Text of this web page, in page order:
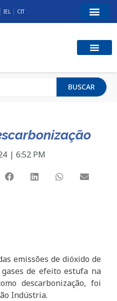
IEL CIT
BUSCAR
| 6:52 PM
emissões de dióxido de
de efeito estufa na
descarbonização, foi
Indústria.